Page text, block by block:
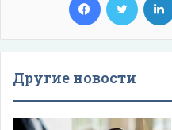
Другие новости